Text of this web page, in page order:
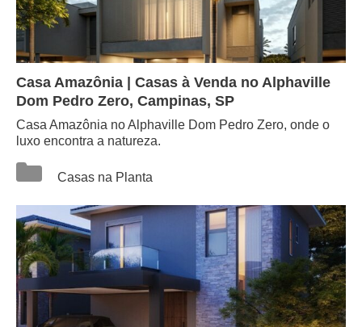
Casa Amazônia | Casas à Venda no Alphaville
Dom Pedro Zero, Campinas, SP
Casa Amazônia no Alphaville Dom Pedro Zero, onde o
luxo encontra a natureza.
Casas na Planta